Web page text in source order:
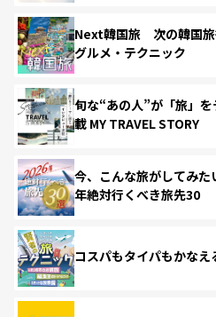
Next韓国旅 次の韓国旅
グルメ・テクニック
旬な“あの人”が「旅」
載 MY TRAVEL STORY
今、こんな旅がしてみ
年絶対行くべき旅先30
コスパもタイパもかな